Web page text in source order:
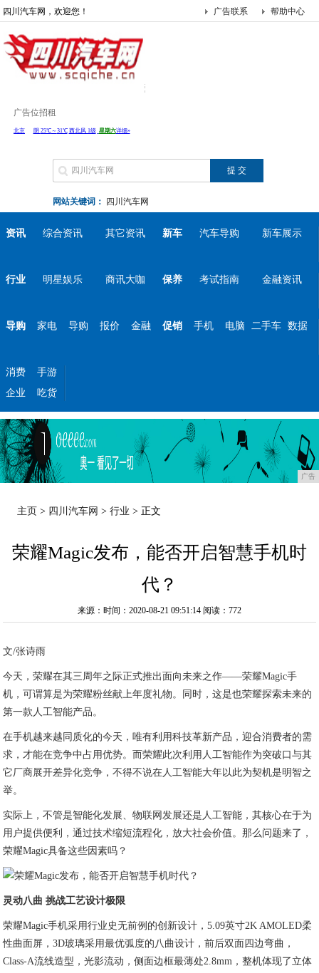
四川汽车网，欢迎您！ 帮助中心
广告联系
广告位招租
网站关键词： 四川汽车网
资讯 综合资讯 其它资讯 新车 汽车导购 新车展示
行业 明星娱乐 商讯大咖 保养 考试指南 金融资讯
导购 家电 导购 报价 金融 促销 手机 电脑 二手车 数据
消费
手游
企业
吃货
广告
主页 > 四川汽车网 >行业 > 正文
荣耀Magic发布，能否开启智慧手机时
代？
来源：时间：2020-08-21 09:51:14 阅读：772
文/张诗雨
今天，荣耀在其三周年之际正式推出面向未来之作——荣耀Magic手
机，可谓算是为荣耀粉丝献上年度礼物。同时，这是也荣耀探索未来的
第一款人工智能产品。
在手机越来越同质化的今天，唯有利用科技革新产品，迎合消费者的需
求，才能在竞争中占用优势。而荣耀此次利用人工智能作为突破口与其
它厂商展开差异化竞争，不得不说在人工智能大年以此为契机是明智之
举。
实际上，不管是智能化发展、物联网发展还是人工智能，其核心在于为
用户提供便利，通过技术缩短流程化，放大社会价值。那么问题来了，
荣耀Magic具备这些因素吗？
灵动八曲 挑战工艺设计极限
荣耀Magic手机采用行业史无前例的创新设计，5.09英寸2K AMOLED柔
性曲面屏，3D玻璃采用最优弧度的八曲设计，前后双面四边弯曲，
Class-A流线造型，光影流动，侧面边框最薄处2.8mm，整机体现了立体